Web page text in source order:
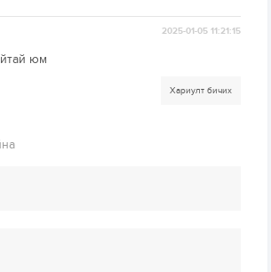
2025-01-05 11:21:15
юм
Хариулт бичих